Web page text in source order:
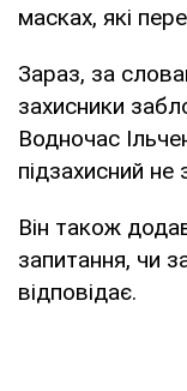
масках, які
Зараз, за
захисники
Водночас
підзахисний не
Він також
запитання, чи
відповідає.